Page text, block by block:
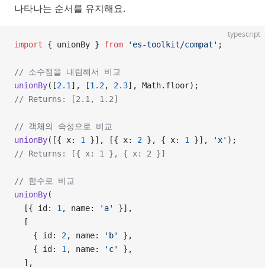
나타나는 순서를 유지해요.
typescript
import { unionBy } from 'es-toolkit/compat' ;
// 소수점을 내림해서 비교
unionBy([2.1 ], [1.2, 2.3], Math.floor);
// Returns: [2.1, 1.2]
// 객체의 속성으로 비교
unionBy([{ x: 1 }], [{ x: 2 }, { x: 1 }], 'x' );
// Returns: [{ x: 1 }, { x: 2 }]
// 함수로 비교
unionBy(
  [{ id:
1 , name: 'a'
}],
  [
    { id:
2, name: 'b'
},
    { id:
1 , name: 'c'
},
  ],